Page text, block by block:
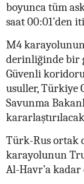
boyunca tüm
saat 00:01’den
M4
derinliğinde bir
Güvenli
usuller, Türkiye
Savunma
Türk-Rus ortak
karayolunun
Al-Havr’a kadar